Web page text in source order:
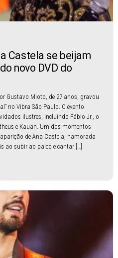
Castela se beijam
novo DVD do
Gustavo Mioto, de 27 anos, gravou
no Vibra São Paulo. O evento
ilustres, incluindo Fábio Jr., o
e Kauan. Um dos momentos
de Ana Castela, namorada
ao subir ao palco e cantar […]